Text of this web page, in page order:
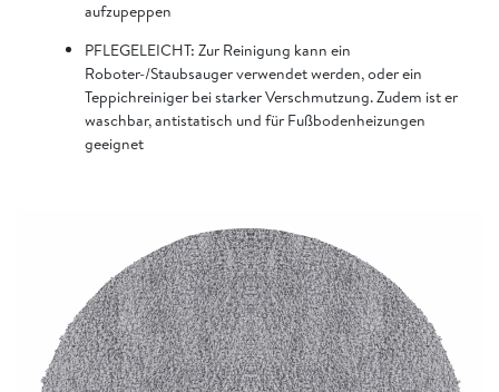
aufzupeppen
PFLEGELEICHT: Zur Reinigung kann ein
Roboter-/Staubsauger verwendet werden, oder ein
Teppichreiniger bei starker Verschmutzung. Zudem ist er
waschbar, antistatisch und für Fußbodenheizungen
geeignet